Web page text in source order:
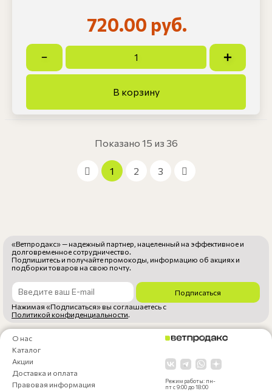
720.00 руб.
Показано 15 из 36
1 2 3
«Ветпродакс» — надежный партнер, нацеленный на эффективное и
долговременное сотрудничество.
Подпишитесь и получайте промокоды, информацию об акциях и
подборки товаров на свою почту.
Подписаться
Нажимая «Подписаться» вы соглашаетесь с
Политикой конфиденциальности
О нас
Каталог
Акции
Доставка и оплата
Правовая информация
Режим работы: пн-
пт с 9:00 до 18:00